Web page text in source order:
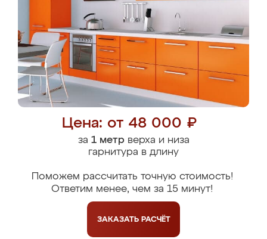
Цена: от 48 000 ₽
за 1 метрверха и низа
гарнитура в длину
Поможем рассчитать точную стоимость!
Ответим менее, чем за 15 минут!
ЗАКАЗАТЬ РАСЧЁТ